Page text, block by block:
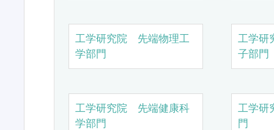
工学研究院 先端物理工
学部門
工学研
子部門
工学研究院 先端健康科
学部門
工学研
門